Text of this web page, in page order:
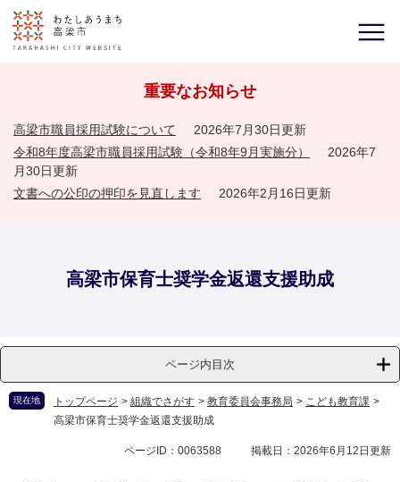
重要なお知らせ
高梁市職員採用試験について
2026年7月30日更新
令和8年度高梁市職員採用試験（令和8年9月実施分）
2026年7
月30日更新
文書への公印の押印を見直します
2026年2月16日更新
高梁市保育士奨学金返還支援助成
ページ内目次
現在地 トップページ > 組織でさがす > 教育委員会事務局 > こども教育課 >
高梁市保育士奨学金返還支援助成
ページID：0063588 掲載日：2026年6月12日更新